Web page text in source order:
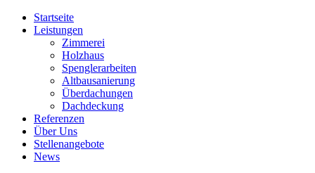
Startseite
Leistungen
Zimmerei
Holzhaus
Spenglerarbeiten
Altbausanierung
Überdachungen
Dachdeckung
Referenzen
Über Uns
Stellenangebote
News